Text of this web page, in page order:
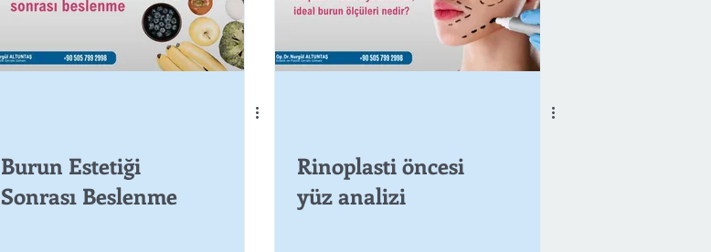
Burun Estetiği
Sonrası Beslenme
Rinoplasti öncesi
yüz analizi